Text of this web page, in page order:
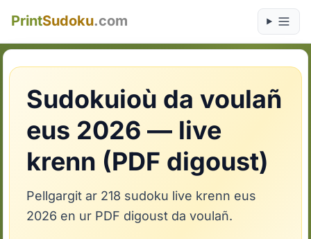
PrintSudoku.com
Sudokuioù da voulañ
eus 2026 — live
krenn (PDF digoust)
Pellgargit ar 218 sudoku live krenn eus
2026 en ur PDF digoust da voulañ.